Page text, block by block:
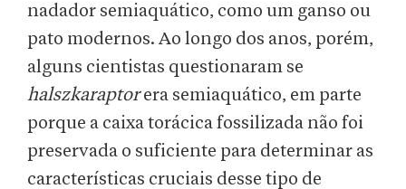
nadador semiaquático, como um ganso ou
pato modernos. Ao longo dos anos, porém,
alguns cientistas questionaram se
halszkaraptorera semiaquático, em parte
porque a caixa torácica fossilizada não foi
preservada o suficiente para determinar as
características cruciais desse tipo de